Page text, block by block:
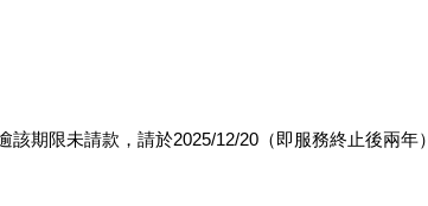
期限未請款，請於2025/12/20（即服務終止後兩年）